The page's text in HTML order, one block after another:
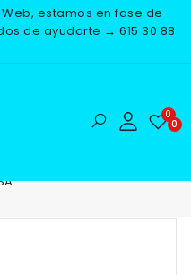
estamos en fase de
de ayudarte → 615 30 88